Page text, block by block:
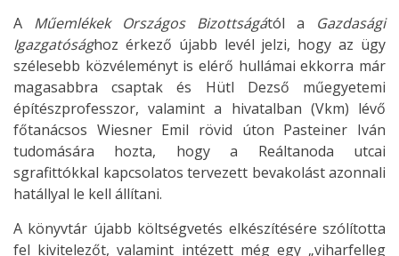
A Műemlékek Országos Bizottságától a Gazdasági
Igazgatósághoz érkező újabb levél jelzi, hogy az ügy
szélesebb közvéleményt is elérő hullámai ekkorra már
magasabbra csaptak és Hütl Dezső műegyetemi
építészprofesszor, valamint a hivatalban (Vkm) lévő
főtanácsos Wiesner Emil rövid úton Pasteiner Iván
tudomására hozta, hogy a Reáltanoda utcai
sgrafittókkal kapcsolatos tervezett bevakolást azonnali
hatállyal le kell állítani.
A könyvtár újabb költségvetés elkészítésére szólította
fel kivitelezőt, valamint intézett még egy „viharfelleg